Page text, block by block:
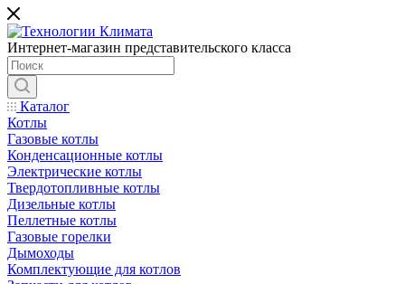
Интернет-магазин представительского класса
Каталог
Котлы
Газовые котлы
Конденсационные котлы
Электрические котлы
Твердотопливные котлы
Дизельные котлы
Пеллетные котлы
Газовые горелки
Дымоходы
Комплектующие для котлов